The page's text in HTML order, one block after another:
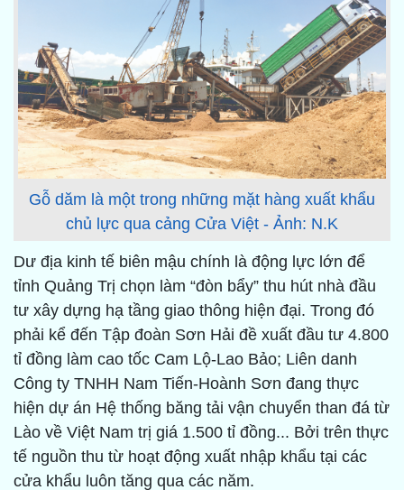
Gỗ dăm là một trong những mặt hàng xuất khẩu
chủ lực qua cảng Cửa Việt - Ảnh: N.K
Dư địa kinh tế biên mậu chính là động lực lớn để
tỉnh Quảng Trị chọn làm “đòn bẩy” thu hút nhà đầu
tư xây dựng hạ tầng giao thông hiện đại. Trong đó
phải kể đến Tập đoàn Sơn Hải đề xuất đầu tư 4.800
tỉ đồng làm cao tốc Cam Lộ-Lao Bảo; Liên danh
Công ty TNHH Nam Tiến-Hoành Sơn đang thực
hiện dự án Hệ thống băng tải vận chuyển than đá từ
Lào về Việt Nam trị giá 1.500 tỉ đồng... Bởi trên thực
tế nguồn thu từ hoạt động xuất nhập khẩu tại các
cửa khẩu luôn tăng qua các năm.